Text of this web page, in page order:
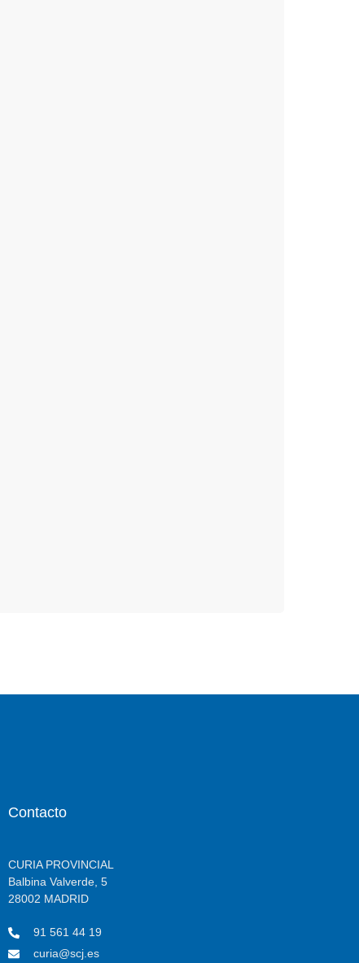
Contacto
CURIA PROVINCIAL
Balbina Valverde, 5
28002 MADRID
91 561 44 19
curia@scj.es